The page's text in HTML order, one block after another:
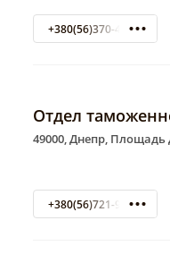
+380(56)370-42-78
Отдел
49000, Днепр, Площадь
+380(56)721-90-51